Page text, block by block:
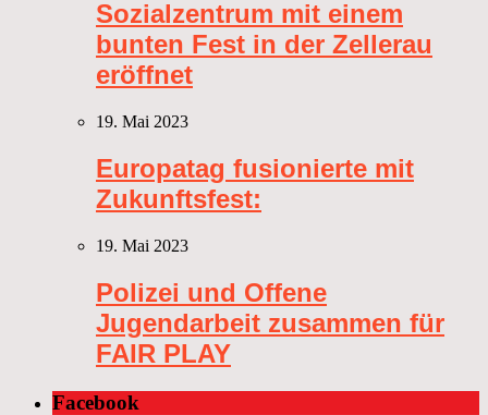
Sozialzentrum mit einem
bunten Fest in der Zellerau
eröffnet
19. Mai 2023
Europatag fusionierte mit
Zukunftsfest:
19. Mai 2023
Polizei und Offene
Jugendarbeit zusammen für
FAIR PLAY
Facebook